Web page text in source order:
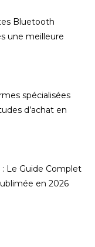
Bluetooth
une meilleure
spécialisées
d’achat en
Le Guide Complet
en 2026